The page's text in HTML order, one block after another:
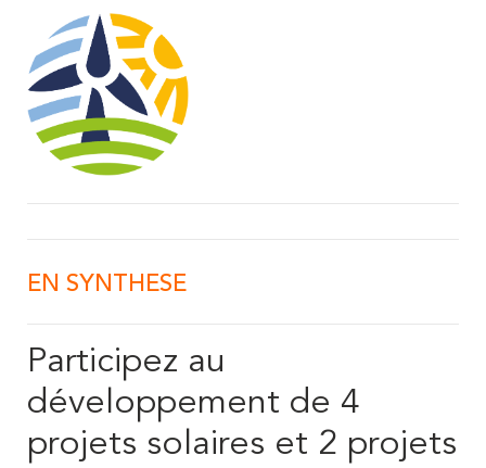
EN SYNTHESE
Participez au
développement de 4
projets solaires et 2 projets